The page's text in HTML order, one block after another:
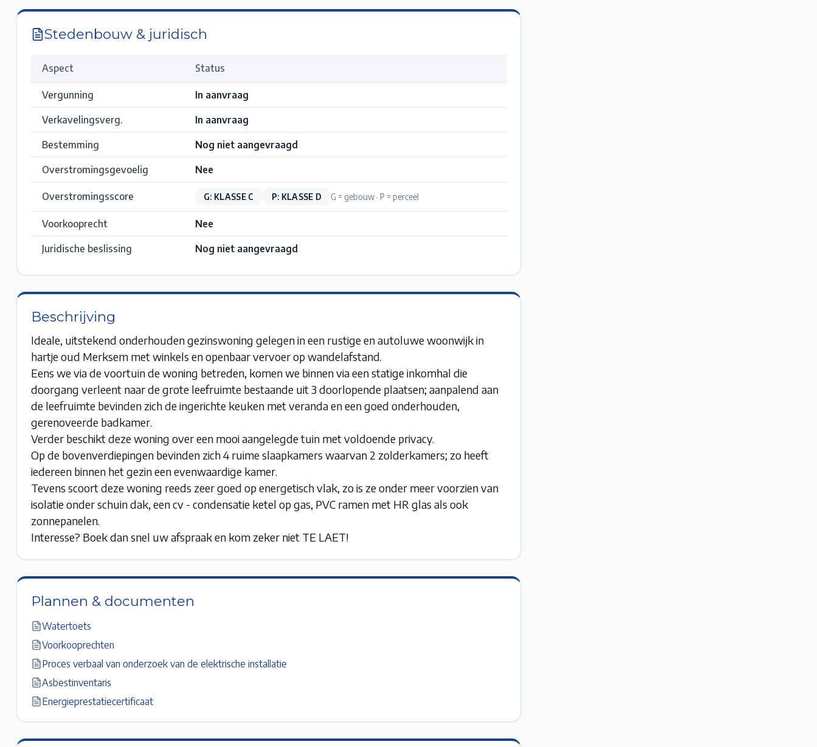
Stedenbouw & juridisch
Aspect Status
Vergunning In aanvraag
Verkavelingsverg. In aanvraag
Bestemming Nog niet aangevraagd
Overstromingsgevoelig Nee
Overstromingsscore G: KLASSE C P: KLASSE D G = gebouw · P = perceel
Voorkooprecht Nee
Juridische beslissing Nog niet aangevraagd
Beschrijving
Ideale, uitstekend onderhouden gezinswoning gelegen in een rustige en autoluwe woonwijk in
hartje oud Merksem met winkels en openbaar vervoer op wandelafstand.
Eens we via de voortuin de woning betreden, komen we binnen via een statige inkomhal die
doorgang verleent naar de grote leefruimte bestaande uit 3 doorlopende plaatsen; aanpalend aan
de leefruimte bevinden zich de ingerichte keuken met veranda en een goed onderhouden,
gerenoveerde badkamer.
Verder beschikt deze woning over een mooi aangelegde tuin met voldoende privacy.
Op de bovenverdiepingen bevinden zich 4 ruime slaapkamers waarvan 2 zolderkamers; zo heeft
iedereen binnen het gezin een evenwaardige kamer.
Tevens scoort deze woning reeds zeer goed op energetisch vlak, zo is ze onder meer voorzien van
isolatie onder schuin dak, een cv - condensatie ketel op gas, PVC ramen met HR glas als ook
zonnepanelen.
Interesse? Boek dan snel uw afspraak en kom zeker niet TE LAET!
Plannen & documenten
Watertoets
Voorkooprechten
Proces verbaal van onderzoek van de elektrische installatie
Asbestinventaris
Energieprestatiecertificaat